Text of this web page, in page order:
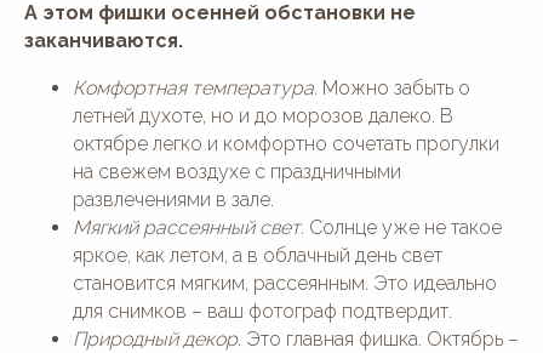
А этом фишки осенней обстановки не
заканчиваются.
Комфортная температура. Можно забыть о
летней духоте, но и до морозов далеко. В
октябре легко и комфортно сочетать прогулки
на свежем воздухе с праздничными
развлечениями в зале.
Мягкий рассеянный свет. Солнце уже не такое
яркое, как летом, а в облачный день свет
становится мягким, рассеянным. Это идеально
для снимков – ваш фотограф подтвердит.
Природный декор. Это главная фишка. Октябрь –